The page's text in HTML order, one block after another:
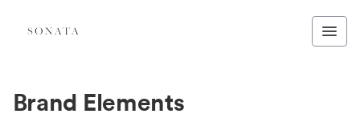
Brand Elements